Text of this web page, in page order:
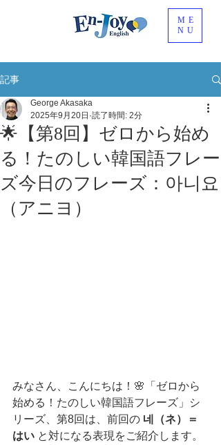
ME
NU
記事
🌟【第8回】ゼロから始め
る！たのしい韓国語フレー
ズ今日のフレーズ：아니요
（アニヨ）
George Akasaka
2025年9月20日 読了時間: 2分
みなさん、こんにちは！🌸「ゼロから
始める！たのしい韓国語フレーズ」シ
リーズ、第8回は、前回の 네（ネ）＝
はい と対になる表現をご紹介します。